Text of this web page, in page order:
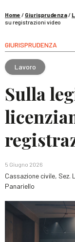
Home / Giurisprudenza/
su registrazioni video
GIURISPRUDENZA
Lavoro
Sulla
5 Giugno 2026
Cassazione civile, Sez.
Panariello